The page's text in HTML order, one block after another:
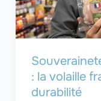
: la volaille
durabilité